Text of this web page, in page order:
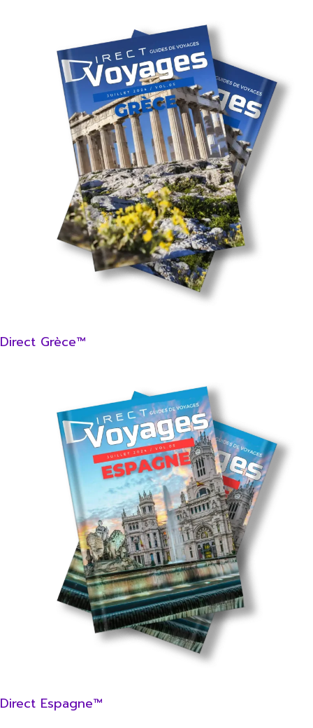
Direct Grèce™
Direct Espagne™